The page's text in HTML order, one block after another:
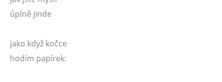
úplně jinde
jako když kočce
hodím papírek: